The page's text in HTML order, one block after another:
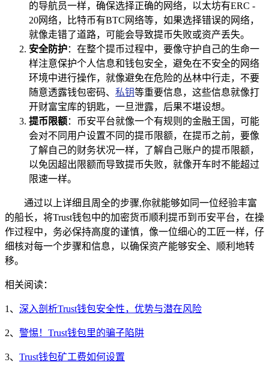
的导航员一样，确保选择正确的网络，以太坊有ERC -
20网络，比特币有BTC网络等，如果选择错误的网络，
就像走错了道路，可能会导致提币失败或资产丢失。
安全防护：在整个提币过程中，要像守护自己的生命一
样注意保护个人信息和钱包安全，避免在不安全的网络
环境中进行操作，就像避免在危险的丛林中行走，不要
随意透露钱包密码、 私钥等重要信息，这些信息就像打
开财富宝库的钥匙，一旦泄露，后果不堪设想。
提币限额：币安平台就像一个有规则的金融王国，可能
会对不同用户设置不同的提币限额，在提币之前，要像
了解自己的财务状况一样，了解自己账户的提币限额，
以免因超出限额而导致提币失败，就像开车时不能超过
限速一样。
通过以上详细且周全的步骤,你就能够如同一位经验丰富
的船长，将Trust钱包中的加密货币顺利提币到币安平台，在操
作过程中，务必保持高度的谨慎，像一位细心的工匠一样，仔
细核对每一个步骤和信息，以确保资产能够安全、顺利地转
移。
相关阅读：
1、 深入剖析Trust钱包安全性，优势与潜在风险
2、 警惕！Trust钱包里的骗子陷阱
3、 Trust钱包矿工费如何设置